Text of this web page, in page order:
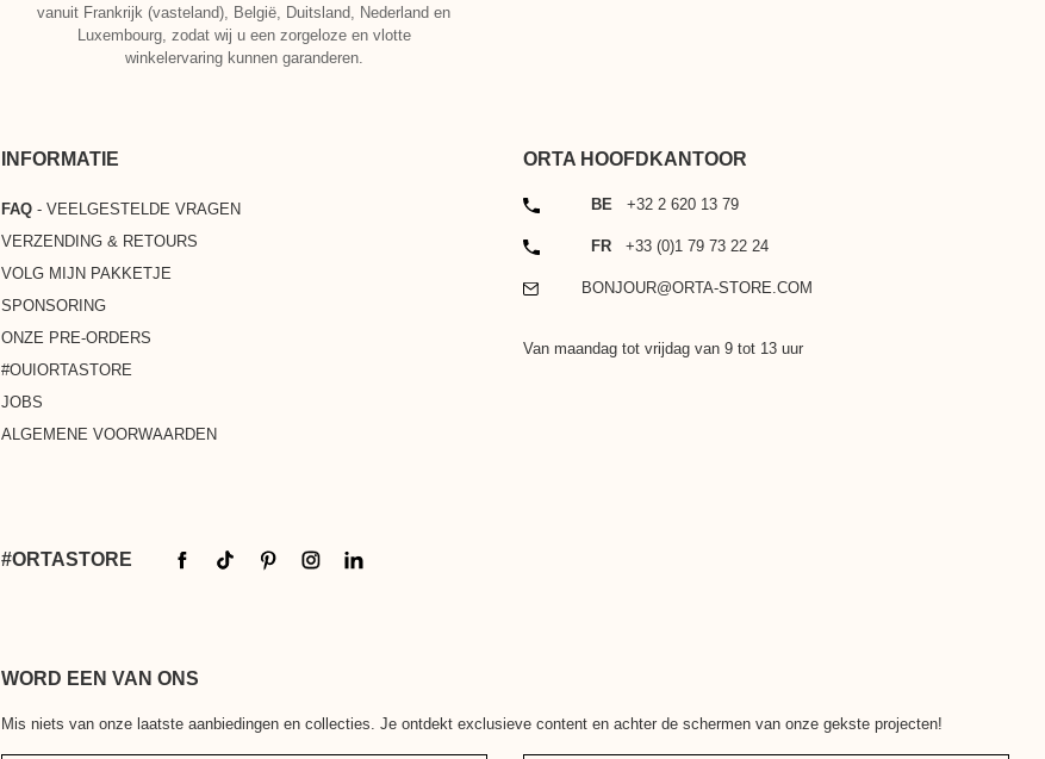
vanuit Frankrijk (vasteland), België, Duitsland, Nederland en
Luxembourg, zodat wij u een zorgeloze en vlotte
winkelervaring kunnen garanderen.
INFORMATIE
ALGEMENE VOORWAARDEN
VERZENDING & RETOURS
ONZE PRE-ORDERS
#OUIORTASTORE
SPONSORING
FAQ- VEELGESTELDE VRAGEN
VOLG MIJN PAKKETJE
JOBS
ORTA HOOFDKANTOOR
TELEFOON
BE +32 2 620 13 79
TELEFOON
FR +33 (0)1 79 73 22 24
EMAILBONJOUR@ORTA-STORE.COM
Van maandag tot vrijdag van 9 tot 13 uur
#ORTASTORE
WORD EEN VAN ONS
Mis niets van onze laatste aanbiedingen en collecties. Je ontdekt exclusieve content en achter de schermen van onze gekste projecten!